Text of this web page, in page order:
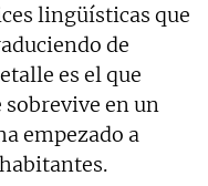
lingüísticas que
de
es el que
en un
empezado a